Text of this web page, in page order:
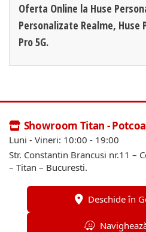
Oferta Online la Huse
Personalizate Realme, Huse
Pro 5G.
Showroom Titan -
Luni - Vineri: 10:00 - 19:00
Str. Constantin Brancusi nr.11 –
– Titan – Bucuresti.
Deschide în